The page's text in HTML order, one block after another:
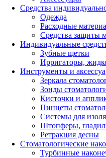
Средства
Одежда
Расходные
Средства защиты
Индивидуальные
Зубные щетки
Ирригаторы,
Инструменты и
Зеркала
Зонды
Кисточки и
Пинцеты
Системы для
Штопферы,
Ретракция десны
Стоматологические
Турбинные